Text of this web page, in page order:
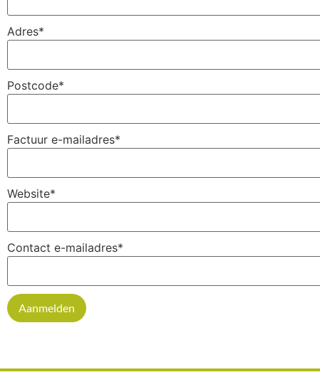
Adres*
Postcode*
Factuur e-mailadres*
Website*
Contact e-mailadres*
Aanmelden